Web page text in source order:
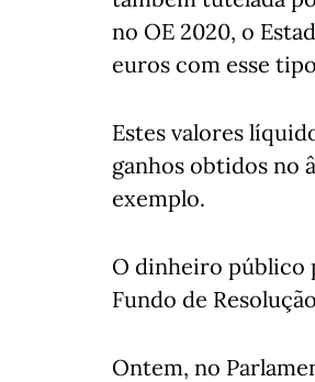
no OE 2020, o
euros com esse
Estes valores
ganhos obtidos no
exemplo.
O dinheiro público
Fundo de
Ontem, no